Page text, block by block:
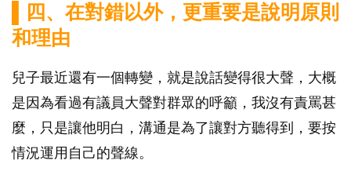
▌四、在對錯以外，更重要是說明原則
和理由
兒子最近還有一個轉變，就是說話變得很大聲，大概
是因為看過有議員大聲對群眾的呼籲，我沒有責罵甚
麼，只是讓他明白，溝通是為了讓對方聽得到，要按
情況運用自己的聲線。